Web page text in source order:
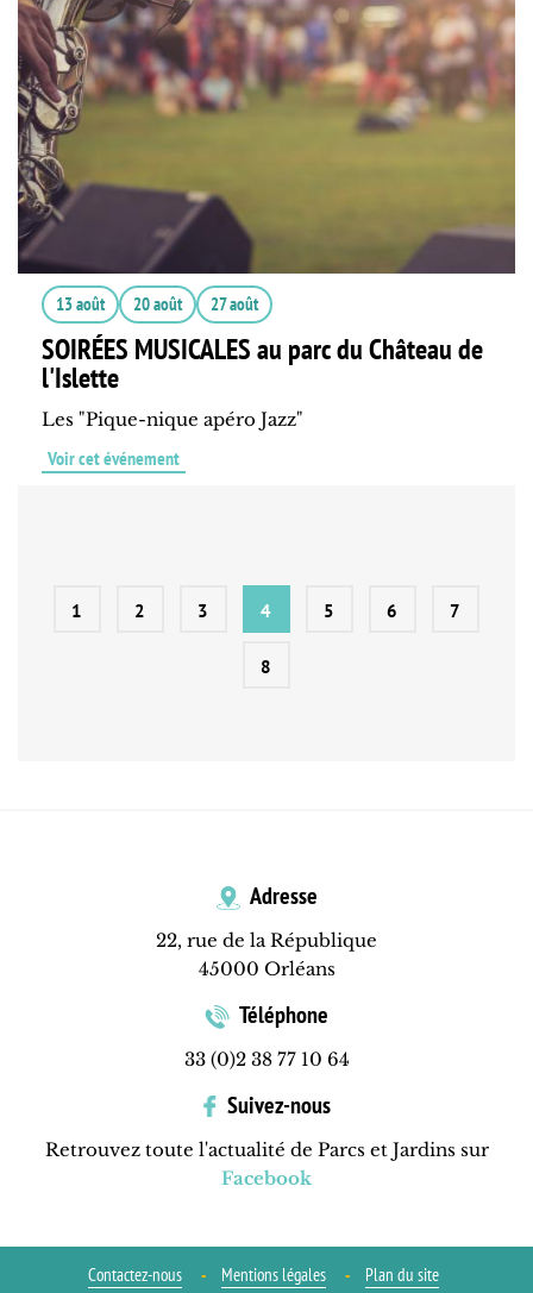
13 août 20 août 27 août
SOIRÉES MUSICALES au parc du Château de
l'Islette
Les "Pique-nique apéro Jazz"
Voir cet événement
1 2 3 4 5 6 7
8
Adresse
22, rue de la République
45000 Orléans
Téléphone
33 (0)2 38 77 10 64
Suivez-nous
Retrouvez toute l'actualité de Parcs et Jardins sur
Facebook
Contactez-nous Mentions légales Plan du site